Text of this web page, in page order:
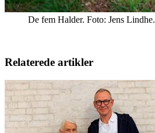
De fem Halder. Foto: Jens Lindhe.
Relaterede artikler